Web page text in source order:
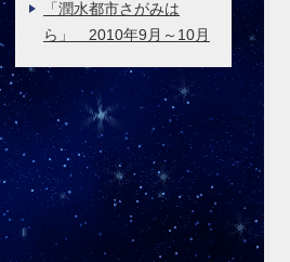
「潤水都市さがみは
ら」 2010年9月～10月